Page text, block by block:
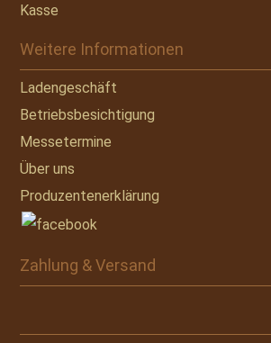
Kasse
Weitere Informationen
Ladengeschäft
Betriebsbesichtigung
Messetermine
Über uns
Produzentenerklärung
Zahlung & Versand